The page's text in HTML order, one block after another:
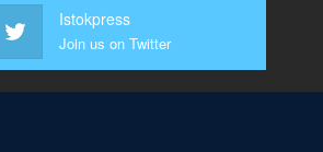
Istokpress
Join us on Twitter